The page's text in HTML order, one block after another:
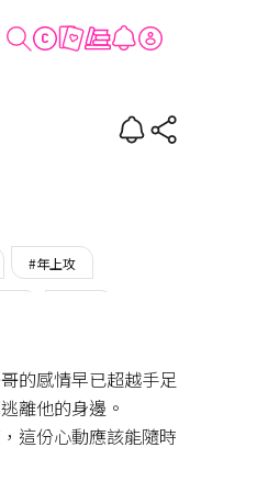
#年上攻
的感情早已超越手足
離他的身邊。
這份心動應該能隨時